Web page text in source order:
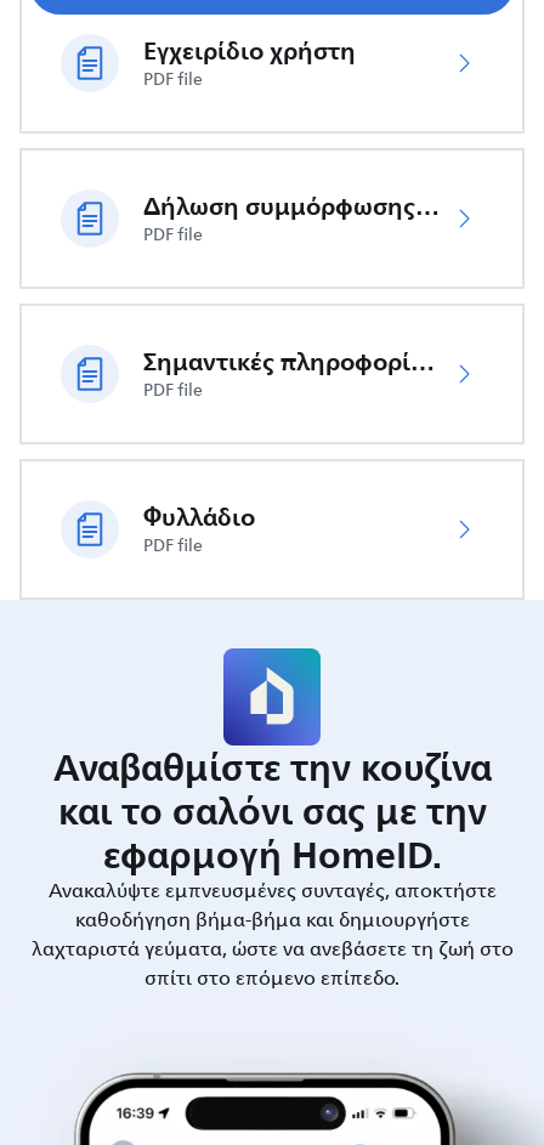
Εγχειρίδιο χρήστη
PDF file
Δήλωση συμμόρφωσης ΕΕ
PDF file
Σημαντικές πληροφορίες ασφαλείας
PDF file
Φυλλάδιο
PDF file
Αναβαθμίστε την κουζίνα
και το σαλόνι σας με την
εφαρμογή HomeID.
Ανακαλύψτε εμπνευσμένες συνταγές, αποκτήστε
καθοδήγηση βήμα-βήμα και δημιουργήστε
λαχταριστά γεύματα, ώστε να ανεβάσετε τη ζωή στο
σπίτι στο επόμενο επίπεδο.